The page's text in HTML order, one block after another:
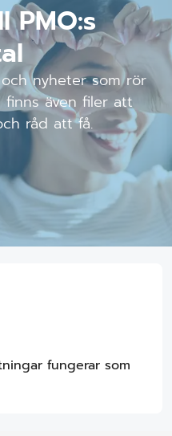
PMO:s
nyheter som rör
finns även filer att
råd att få.
fungerar som